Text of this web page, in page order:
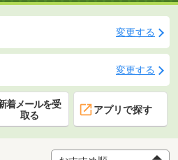
変更する
変更する
着メールを受
取る
アプリで探す